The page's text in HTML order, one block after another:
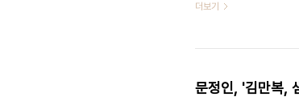
2009년 2월 북한 대포
2월 하순으로 예정됐
더보기